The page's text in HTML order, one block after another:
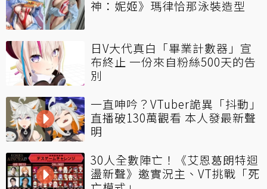
神：妮姬》瑪律恰那泳裝造型
日V大代真白「畢業計數器」宣
布終止 一份來自粉絲500天的告
別
一直呻吟？VTuber詭異「抖動」
直播破130萬觀看 本人發最新聲
明
30人全數陣亡！《艾恩葛朗特迴
盪新聲》邀實況主、VT挑戰「死